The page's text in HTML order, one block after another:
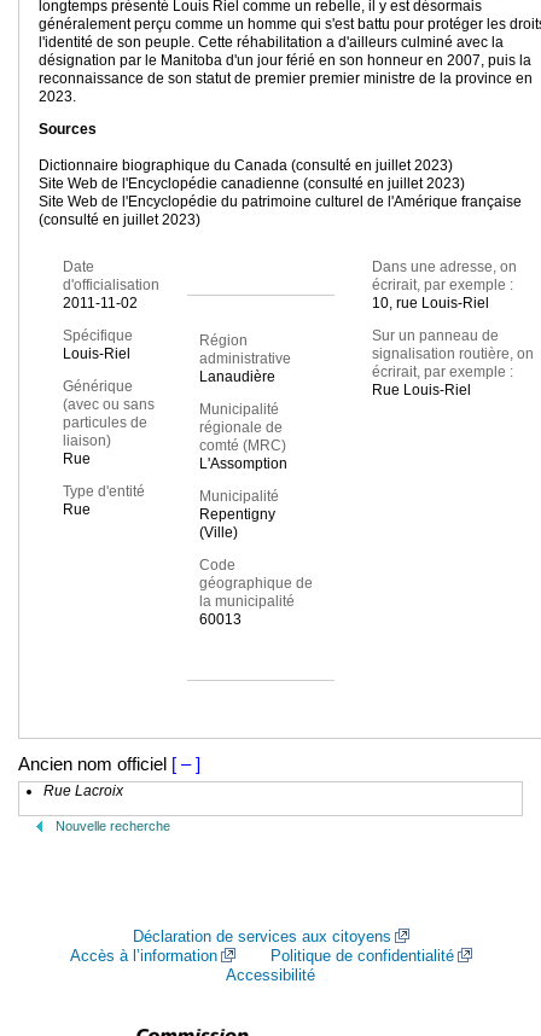
longtemps présenté Louis Riel comme un rebelle, il y est désormais
généralement perçu comme un homme qui s'est battu pour protéger les
l'identité de son peuple. Cette réhabilitation a d'ailleurs culminé avec la
désignation par le Manitoba d'un jour férié en son honneur en 2007, puis la
reconnaissance de son statut de premier premier ministre de la province en
2023.
Sources
Dictionnaire biographique du Canada (consulté en juillet 2023)
Site Web de l'Encyclopédie canadienne (consulté en juillet 2023)
Site Web de l'Encyclopédie du patrimoine culturel de l'Amérique française
(consulté en juillet 2023)
Date
d'officialisation
2011-11-02
Spécifique
Louis-Riel
Générique
(avec ou sans
particules de
liaison)
Rue
Type d'entité
Rue
Région
administrative
Lanaudière
Municipalité
régionale de
comté (MRC)
L'Assomption
Municipalité
Repentigny
(Ville)
Code
géographique de
la municipalité
60013
Dans une adresse, on
écrirait, par exemple :
10, rue Louis-Riel
Sur un panneau de
signalisation routière, on
écrirait, par exemple :
Rue Louis-Riel
Ancien nom officiel [ – ]
Rue Lacroix
Nouvelle recherche
Déclaration de services aux citoyens
Accès à l’information
Politique de confidentialité
Accessibilité